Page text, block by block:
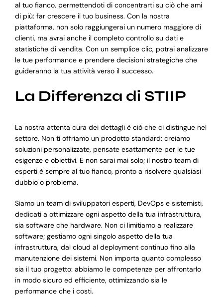
al tuo fianco, permettendoti di concentrarti su ciò che ami
di più: far crescere il tuo business. Con la nostra
piattaforma, non solo raggiungerai un numero maggiore di
clienti, ma avrai anche il completo controllo su dati e
statistiche di vendita. Con un semplice clic, potrai analizzare
le tue performance e prendere decisioni strategiche che
guideranno la tua attività verso il successo.
La Differenza di STIIP
La nostra attenta cura dei dettagli è ciò che ci distingue nel
settore. Non ti offriamo un prodotto standard: creiamo
soluzioni personalizzate, pensate esattamente per le tue
esigenze e obiettivi. E non sarai mai solo; il nostro team di
esperti è sempre al tuo fianco, pronto a risolvere qualsiasi
dubbio o problema.
Siamo un team di sviluppatori esperti, DevOps e sistemisti,
dedicati a ottimizzare ogni aspetto della tua infrastruttura,
sia software che hardware. Non ci limitiamo a realizzare
software; gestiamo ogni singolo aspetto della tua
infrastruttura, dal cloud al deployment continuo fino alla
manutenzione dei sistemi. Non importa quanto complesso
sia il tuo progetto: abbiamo le competenze per affrontarlo
in modo sicuro ed efficiente, ottimizzando sia le
performance che i costi.